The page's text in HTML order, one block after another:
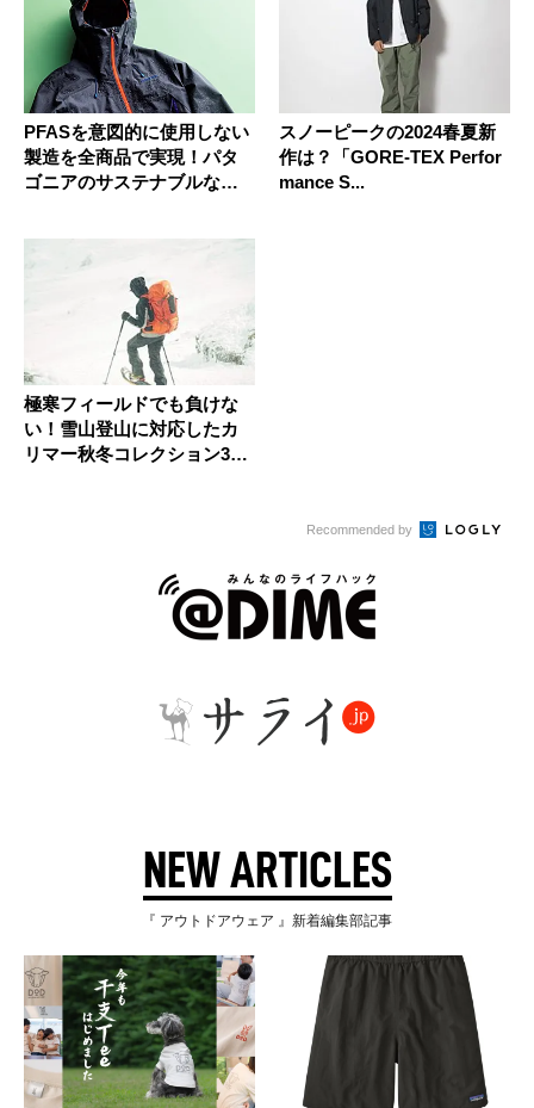
PFASを意図的に使用しない
製造を全商品で実現！パタ
ゴニアのサステナブルなレ
スノーピークの2024春夏新
作は？「GORE-TEX Perfor
mance S...
極寒フィールドでも負けな
い！雪山登山に対応したカ
リマー秋冬コレクション3ア
Recommended by
NEW ARTICLES
『 アウトドアウェア 』新着編集部記事